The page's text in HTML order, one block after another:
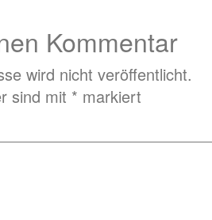
Kommentar
wird nicht veröffentlicht.
sind mit * markiert